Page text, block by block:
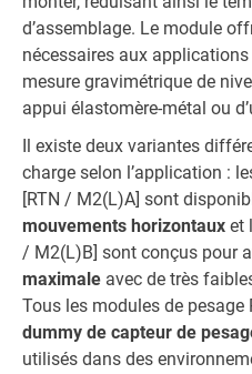
d’assemblage. Le module
nécessaires aux
mesure gravimétrique de
appui élastomère-métal ou
Il existe deux variantes
charge selon l’application :
[RTN / M2(L)A] sont
mouvements horizontaux et
/ M2(L)B] sont conçus pour
maximale avec de très
Tous les modules de pesage
dummy de capteur de
utilisés dans des